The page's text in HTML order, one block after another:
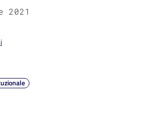
2021